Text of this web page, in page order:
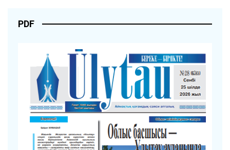
PDF